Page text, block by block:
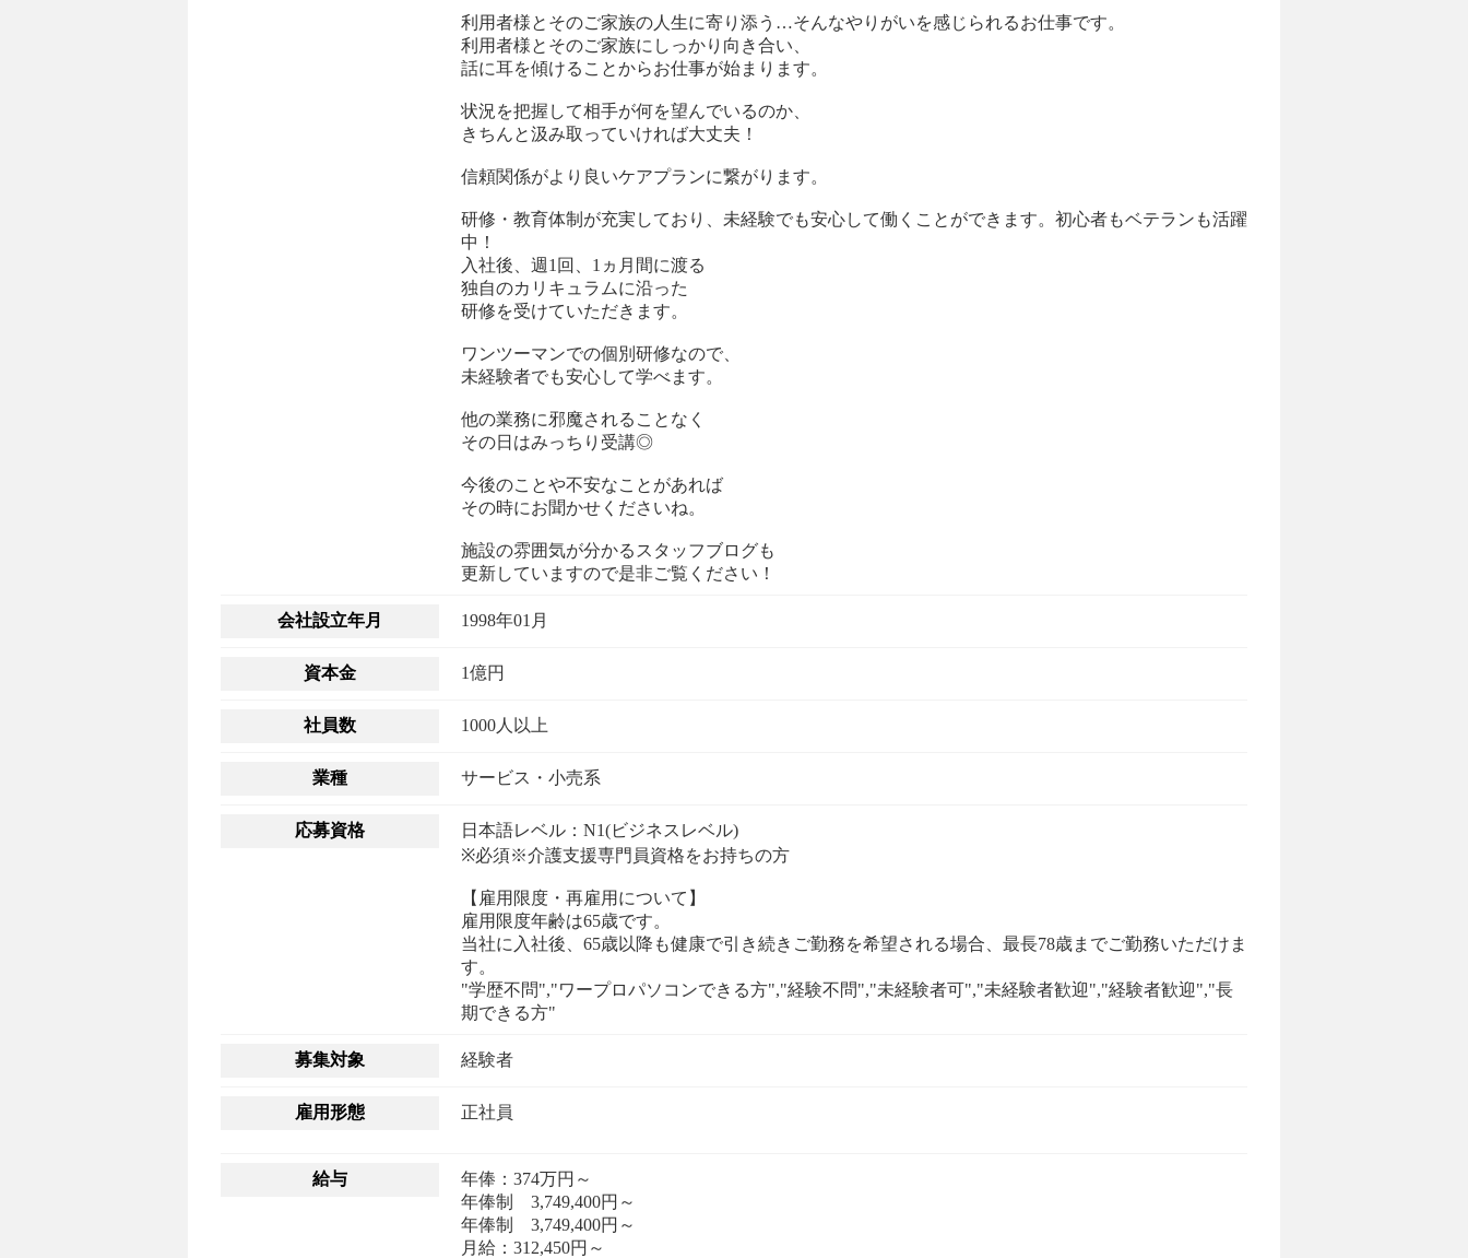
利用者様とそのご家族の人生に寄り添う…そんなやりがいを感じられるお仕事です。
利用者様とそのご家族にしっかり向き合い、
話に耳を傾けることからお仕事が始まります。
状況を把握して相手が何を望んでいるのか、
きちんと汲み取っていければ大丈夫！
信頼関係がより良いケアプランに繋がります。
研修・教育体制が充実しており、未経験でも安心して働くことができます。初心者もベテランも活躍
中！
入社後、週1回、1ヵ月間に渡る
独自のカリキュラムに沿った
研修を受けていただきます。
ワンツーマンでの個別研修なので、
未経験者でも安心して学べます。
他の業務に邪魔されることなく
その日はみっちり受講◎
今後のことや不安なことがあれば
その時にお聞かせくださいね。
施設の雰囲気が分かるスタッフブログも
更新していますので是非ご覧ください！
会社設立年月 1998年01月
資本金 1億円
社員数 1000人以上
業種 サービス・小売系
応募資格
日本語レベル：N1(ビジネスレベル)
※必須※介護支援専門員資格をお持ちの方
【雇用限度・再雇用について】
雇用限度年齢は65歳です。
当社に入社後、65歳以降も健康で引き続きご勤務を希望される場合、最長78歳までご勤務いただけま
す。
"学歴不問","ワープロパソコンできる方","経験不問","未経験者可","未経験者歓迎","経験者歓迎","長
期できる方"
募集対象
雇用形態 正社員
給与
年俸：374万円～
年俸制 3,749,400円～
年俸制 3,749,400円～
月給：312,450円～